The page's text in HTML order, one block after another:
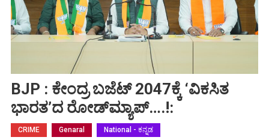
BJP : ಕೇಂದ್ರ ಬಜೆಟ್ 2047ಕ್ಕೆ ‘ವಿಕಸಿತ
ಭಾರತ’ದ ರೋಡ್‍ಮ್ಯಾಪ್….!:
CRIME Genaral National - ಕನ್ನಡ